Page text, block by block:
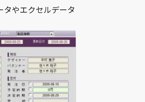
タやエクセルデータ